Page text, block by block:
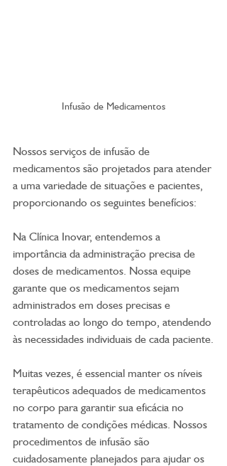
Infusão de Medicamentos
Nossos serviços de infusão de
medicamentos são projetados para atender
a uma variedade de situações e pacientes,
proporcionando os seguintes benefícios:
Na Clínica Inovar, entendemos a
importância da administração precisa de
doses de medicamentos. Nossa equipe
garante que os medicamentos sejam
administrados em doses precisas e
controladas ao longo do tempo, atendendo
às necessidades individuais de cada paciente.
Muitas vezes, é essencial manter os níveis
terapêuticos adequados de medicamentos
no corpo para garantir sua eficácia no
tratamento de condições médicas. Nossos
procedimentos de infusão são
cuidadosamente planejados para ajudar os